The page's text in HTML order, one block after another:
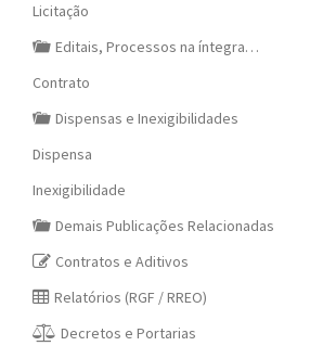
Licitação
Editais, Processos na íntegra…
Contrato
Dispensas e Inexigibilidades
Dispensa
Inexigibilidade
Demais Publicações Relacionadas
Contratos e Aditivos
Relatórios (RGF / RREO)
Decretos e Portarias